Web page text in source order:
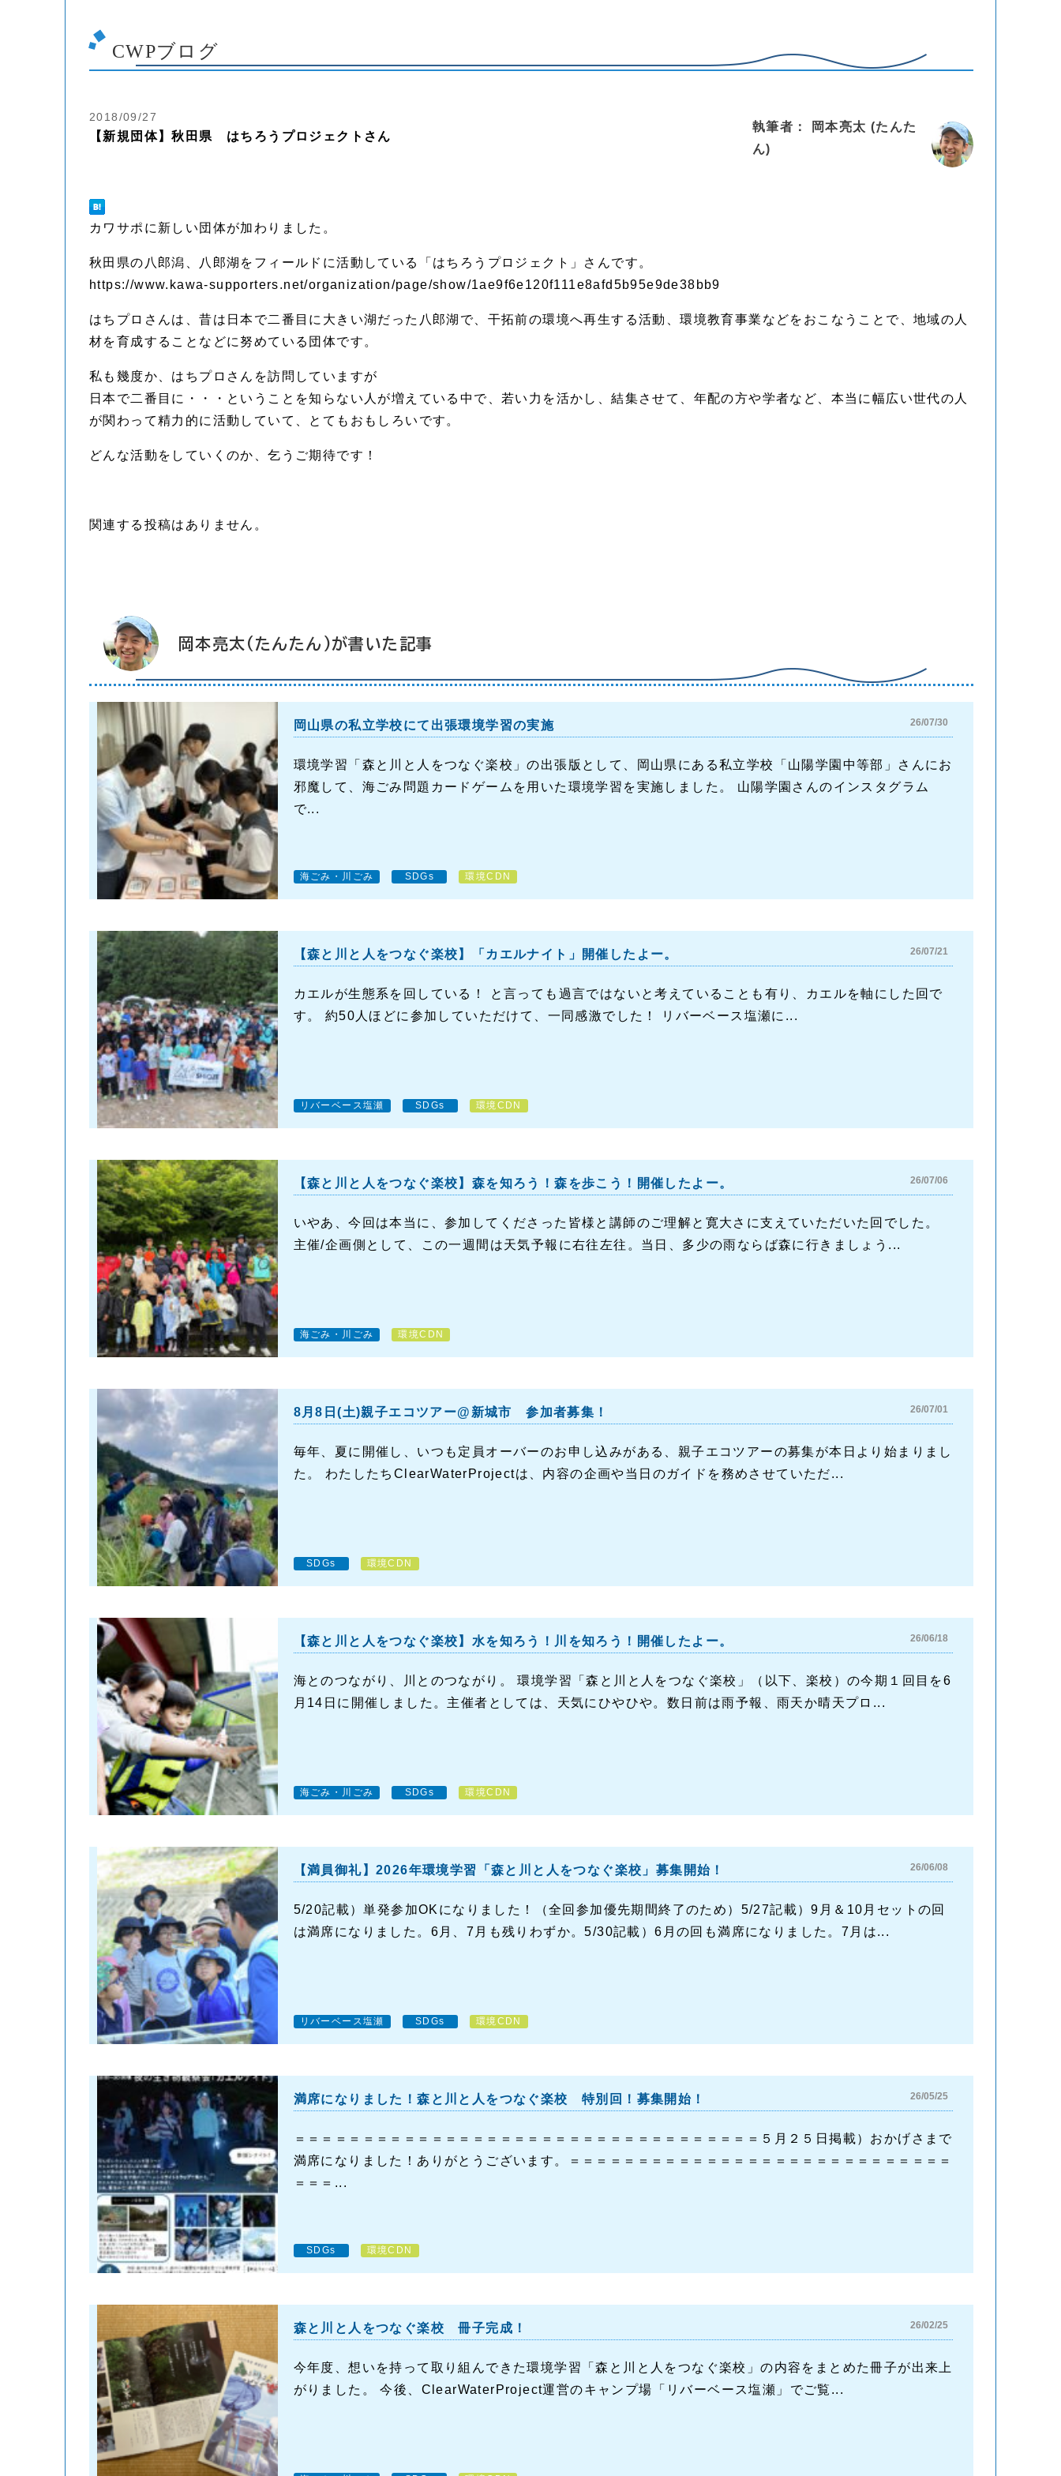
CWPブログ
2018/09/27
【新規団体】秋田県 はちろうプロジェクトさん
執筆者： 岡本亮太 (たんた
ん)
カワサポに新しい団体が加わりました。
秋田県の八郎潟、八郎湖をフィールドに活動している「はちろうプロジェクト」さんです。
https://www.kawa-supporters.net/organization/page/show/1ae9f6e120f111e8afd5b95e9de38bb9
はちプロさんは、昔は日本で二番目に大きい湖だった八郎湖で、干拓前の環境へ再生する活動、環境教育事業などをおこなうことで、地域の人
材を育成することなどに努めている団体です。
私も幾度か、はちプロさんを訪問していますが
日本で二番目に・・・ということを知らない人が増えている中で、若い力を活かし、結集させて、年配の方や学者など、本当に幅広い世代の人
が関わって精力的に活動していて、とてもおもしろいです。
どんな活動をしていくのか、乞うご期待です！
関連する投稿はありません。
岡本亮太(たんたん)が書いた記事
岡山県の私立学校にて出張環境学習の実施 26/07/30
環境学習「森と川と人をつなぐ楽校」の出張版として、岡山県にある私立学校「山陽学園中等部」さんにお
邪魔して、海ごみ問題カードゲームを用いた環境学習を実施しました。 山陽学園さんのインスタグラム
で...
海ごみ・川ごみ SDGs 環境CDN
【森と川と人をつなぐ楽校】「カエルナイト」開催したよー。 26/07/21
カエルが生態系を回している！ と言っても過言ではないと考えていることも有り、カエルを軸にした回で
す。 約50人ほどに参加していただけて、一同感激でした！ リバーベース塩瀬に...
リバーベース塩瀬 SDGs 環境CDN
【森と川と人をつなぐ楽校】森を知ろう！森を歩こう！開催したよー。 26/07/06
いやあ、今回は本当に、参加してくださった皆様と講師のご理解と寛大さに支えていただいた回でした。
主催/企画側として、この一週間は天気予報に右往左往。当日、多少の雨ならば森に行きましょう...
海ごみ・川ごみ 環境CDN
8月8日(土)親子エコツアー@新城市 参加者募集！ 26/07/01
毎年、夏に開催し、いつも定員オーバーのお申し込みがある、親子エコツアーの募集が本日より始まりまし
た。 わたしたちClearWaterProjectは、内容の企画や当日のガイドを務めさせていただ...
SDGs 環境CDN
【森と川と人をつなぐ楽校】水を知ろう！川を知ろう！開催したよー。 26/06/18
海とのつながり、川とのつながり。 環境学習「森と川と人をつなぐ楽校」（以下、楽校）の今期１回目を6
月14日に開催しました。主催者としては、天気にひやひや。数日前は雨予報、雨天か晴天プロ...
海ごみ・川ごみ SDGs 環境CDN
【満員御礼】2026年環境学習「森と川と人をつなぐ楽校」募集開始！ 26/06/08
5/20記載）単発参加OKになりました！（全回参加優先期間終了のため）5/27記載）9月＆10月セットの回
は満席になりました。6月、7月も残りわずか。5/30記載）6月の回も満席になりました。7月は...
リバーベース塩瀬 SDGs 環境CDN
満席になりました！森と川と人をつなぐ楽校 特別回！募集開始！ 26/05/25
＝＝＝＝＝＝＝＝＝＝＝＝＝＝＝＝＝＝＝＝＝＝＝＝＝＝＝＝＝＝＝＝＝＝５月２５日掲載）おかげさまで
満席になりました！ありがとうございます。＝＝＝＝＝＝＝＝＝＝＝＝＝＝＝＝＝＝＝＝＝＝＝＝＝＝＝＝
＝＝＝...
SDGs 環境CDN
森と川と人をつなぐ楽校 冊子完成！ 26/02/25
今年度、想いを持って取り組んできた環境学習「森と川と人をつなぐ楽校」の内容をまとめた冊子が出来上
がりました。 今後、ClearWaterProject運営のキャンプ場「リバーベース塩瀬」でご覧...